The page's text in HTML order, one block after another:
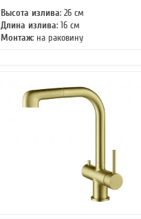
Высота излива: 26 см
Длина излива: 16 см
Монтаж: на раковину
Тип излива: литой
Управление: однорычажное